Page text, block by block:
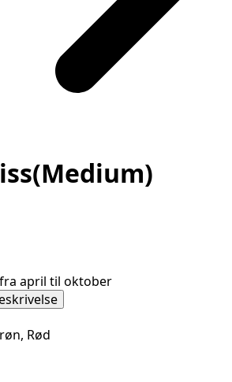
april til oktober
Rød